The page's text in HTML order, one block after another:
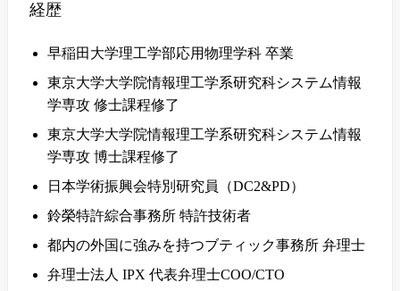
経歴
早稲田大学理工学部応用物理学科 卒業
東京大学大学院情報理工学系研究科システム情報
学専攻 修士課程修了
東京大学大学院情報理工学系研究科システム情報
学専攻 博士課程修了
日本学術振興会特別研究員（DC2&PD）
鈴榮特許綜合事務所 特許技術者
都内の外国に強みを持つブティック事務所 弁理士
弁理士法人 IPX 代表弁理士COO/CTO